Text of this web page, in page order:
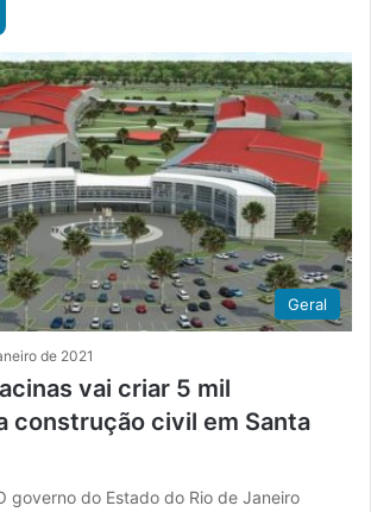
Geral
de 2021
vai criar 5 mil
construção civil em Santa
governo do Estado do Rio de Janeiro